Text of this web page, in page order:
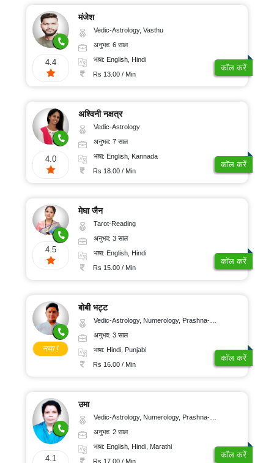
4.4
मंजेश
Vedic-Astrology, Vasthu
अनुभव: 6 साल
भाषा: English, Hindi
Rs 13.00 / Min
कॉल करें
4.0
अश्विनी नक्षत्र
Vedic-Astrology
अनुभव: 7 साल
भाषा: English, Kannada
Rs 18.00 / Min
कॉल करें
4.5
मेघा जैन
Tarot-Reading
अनुभव: 3 साल
भाषा: English, Hindi
Rs 15.00 / Min
कॉल करें
नया !
बोबी भट्ट
Vedic-Astrology, Numerology, Prashna-Kundali
अनुभव: 3 साल
भाषा: Hindi, Punjabi
Rs 16.00 / Min
कॉल करें
4.1
उमा
Vedic-Astrology, Numerology, Prashna-Kundali
अनुभव: 2 साल
भाषा: English, Hindi, Marathi
Rs 17.00 / Min
कॉल करें